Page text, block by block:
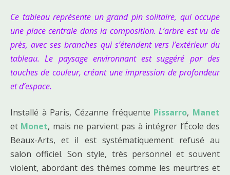
Ce tableau représente un grand pin solitaire, qui occupe
une place centrale dans la composition. L’arbre est vu de
près, avec ses branches qui s’étendent vers l’extérieur du
tableau. Le paysage environnant est suggéré par des
touches de couleur, créant une impression de profondeur
et d’espace.
Installé à Paris, Cézanne fréquente Pissarro, Manet
et Monet, mais ne parvient pas à intégrer l’École des
Beaux-Arts, et il est systématiquement refusé au
salon officiel. Son style, très personnel et souvent
violent, abordant des thèmes comme les meurtres et